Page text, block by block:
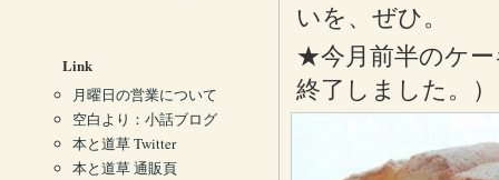
いを、ぜひ。
★今月前半のケ
終了しました。）
Link
月曜日の営業について
空白より：小話ブログ
本と道草 Twitter
本と道草 通販頁